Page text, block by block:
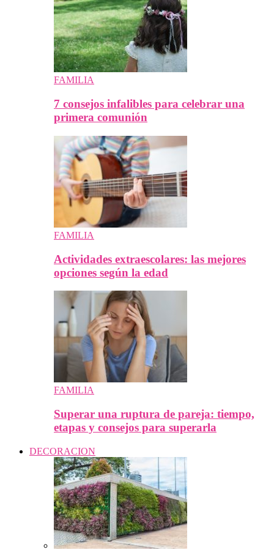
FAMILIA
7 consejos infalibles para celebrar una
primera comunión
FAMILIA
Actividades extraescolares: las mejores
opciones según la edad
FAMILIA
Superar una ruptura de pareja: tiempo,
etapas y consejos para superarla
DECORACION